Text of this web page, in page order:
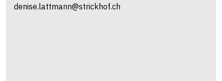
denise.lattmann@strickhof.ch